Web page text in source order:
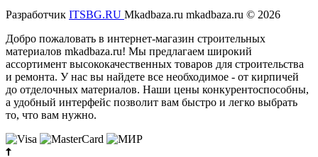
Разработчик ITSBG.RU Mkadbaza.ru mkadbaza.ru © 2026
Добро пожаловать в интернет-магазин строительных
материалов mkadbaza.ru! Мы предлагаем широкий
ассортимент высококачественных товаров для строительства
и ремонта. У нас вы найдете все необходимое - от кирпичей
до отделочных материалов. Наши цены конкурентоспособны,
а удобный интерфейс позволит вам быстро и легко выбрать
то, что вам нужно.